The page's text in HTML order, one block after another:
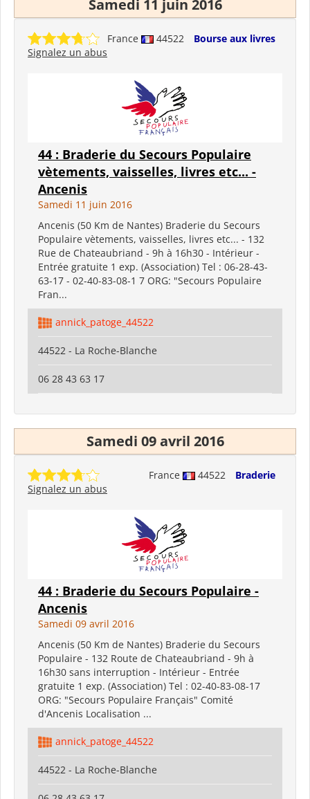
Samedi 11 juin 2016
France 44522
Bourse aux livres
Signalez un abus
44 : Braderie du Secours Populaire
vètements, vaisselles, livres etc... -
Ancenis
Samedi 11 juin 2016
Ancenis (50 Km de Nantes) Braderie du Secours
Populaire vètements, vaisselles, livres etc... - 132
Rue de Chateaubriand - 9h à 16h30 - Intérieur -
Entrée gratuite 1 exp. (Association) Tel : 06-28-43-
63-17 - 02-40-83-08-1 7 ORG: "Secours Populaire
Fran...
annick_patoge_44522
44522 - La Roche-Blanche
06 28 43 63 17
Samedi 09 avril 2016
France 44522
Braderie
Signalez un abus
44 : Braderie du Secours Populaire -
Ancenis
Samedi 09 avril 2016
Ancenis (50 Km de Nantes) Braderie du Secours
Populaire - 132 Route de Chateaubriand - 9h à
16h30 sans interruption - Intérieur - Entrée
gratuite 1 exp. (Association) Tel : 02-40-83-08-17
ORG: "Secours Populaire Français" Comité
d'Ancenis Localisation ...
annick_patoge_44522
44522 - La Roche-Blanche